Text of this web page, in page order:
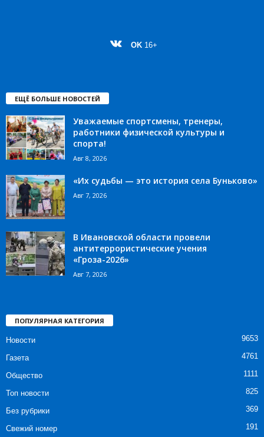
OK 16+
ЕЩЁ БОЛЬШЕ НОВОСТЕЙ
Уважаемые спортсмены, тренеры,
работники физической культуры и
спорта!
Авг 8, 2026
«Их судьбы — это история села Буньково»
Авг 7, 2026
В Ивановской области провели
антитеррористические учения
«Гроза-2026»
Авг 7, 2026
ПОПУЛЯРНАЯ КАТЕГОРИЯ
Новости 9653
Газета 4761
Общество 1111
Топ новости 825
Без рубрики 369
Свежий номер 191